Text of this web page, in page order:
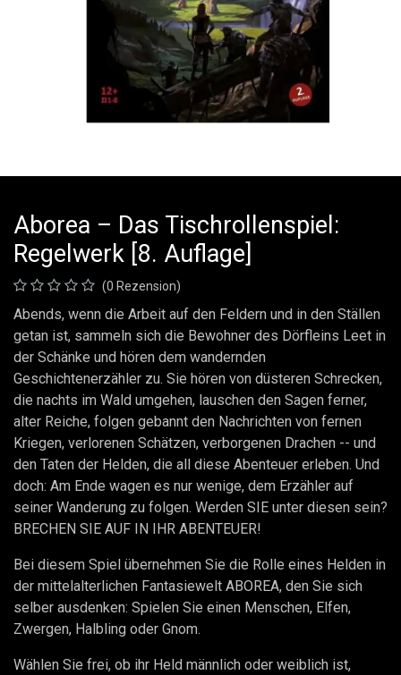
Aborea – Das Tischrollenspiel:
Regelwerk [8. Auflage]
(0 Rezension)
Abends, wenn die Arbeit auf den Feldern und in den Ställen
getan ist, sammeln sich die Bewohner des Dörfleins Leet in
der Schänke und hören dem wandernden
Geschichtenerzähler zu. Sie hören von düsteren Schrecken,
die nachts im Wald umgehen, lauschen den Sagen ferner,
alter Reiche, folgen gebannt den Nachrichten von fernen
Kriegen, verlorenen Schätzen, verborgenen Drachen -- und
den Taten der Helden, die all diese Abenteuer erleben. Und
doch: Am Ende wagen es nur wenige, dem Erzähler auf
seiner Wanderung zu folgen. Werden SIE unter diesen sein?
BRECHEN SIE AUF IN IHR ABENTEUER!
Bei diesem Spiel übernehmen Sie die Rolle eines Helden in
der mittelalterlichen Fantasiewelt ABOREA, den Sie sich
selber ausdenken: Spielen Sie einen Menschen, Elfen,
Zwergen, Halbling oder Gnom.
Wählen Sie frei, ob ihr Held männlich oder weiblich ist,